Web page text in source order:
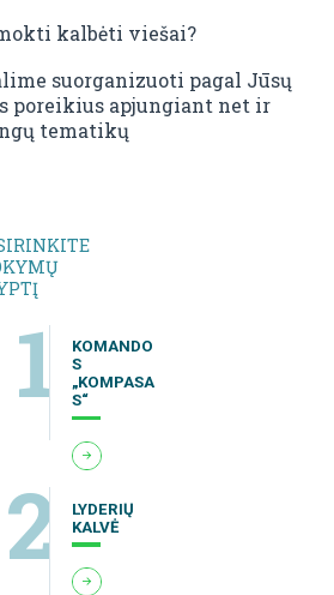
kalbėti viešai?
suorganizuoti pagal Jūsų
poreikius apjungiant net ir
tematikų